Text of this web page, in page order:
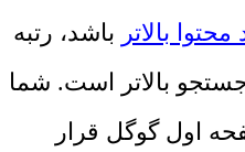
محتوا بالاتر باشد، رتبه
بالاتر است. شما
اول گوگل قرار